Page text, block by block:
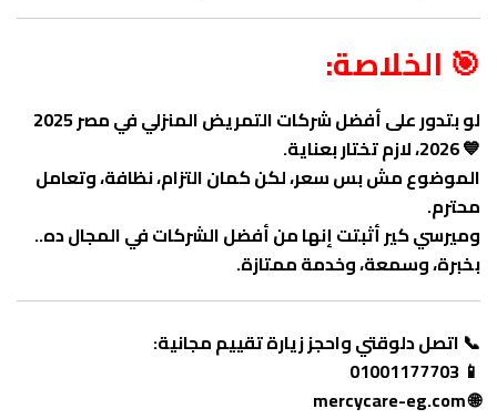
🎯 الخلاصة:
لو بتدور على أفضل شركات التمريض المنزلي في مصر 2025
💙 2026، لازم تختار بعناية.
الموضوع مش بس سعر، لكن كمان التزام، نظافة، وتعامل
محترم.
وميرسي كير أثبتت إنها من أفضل الشركات في المجال ده..
بخبرة، وسمعة، وخدمة ممتازة.
📞 اتصل دلوقتي واحجز زيارة تقييم مجانية:
📱 01001177703
🌐
mercycare-eg.com